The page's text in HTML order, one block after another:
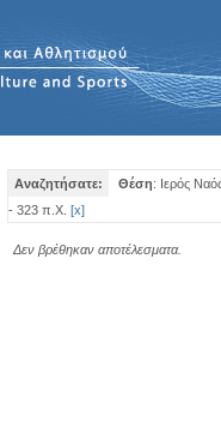
Αναζητήσατε: Θέση: Ιερός
- 323 π.Χ. [x]
Δεν βρέθηκαν αποτέλεσματα.